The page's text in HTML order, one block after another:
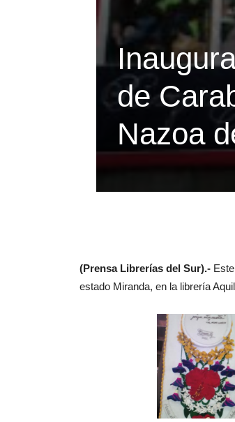
de
Nazoa
(Prensa Librerías del Sur).-
estado Miranda, en la librería